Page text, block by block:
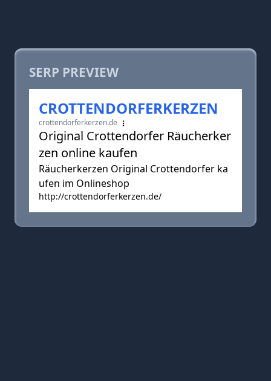
SERP PREVIEW
CROTTENDORFERKERZEN
crottendorferkerzen.de
Original Crottendorfer Räucherker
zen online kaufen
Räucherkerzen Original Crottendorfer ka
ufen im Onlineshop
http://crottendorferkerzen.de/